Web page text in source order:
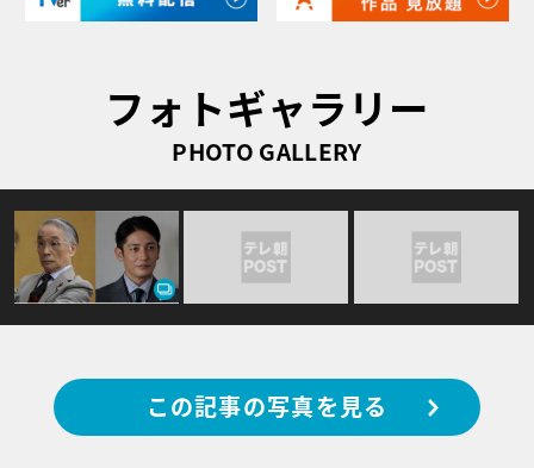
フォトギャラリー
PHOTO GALLERY
この記事の写真を見る